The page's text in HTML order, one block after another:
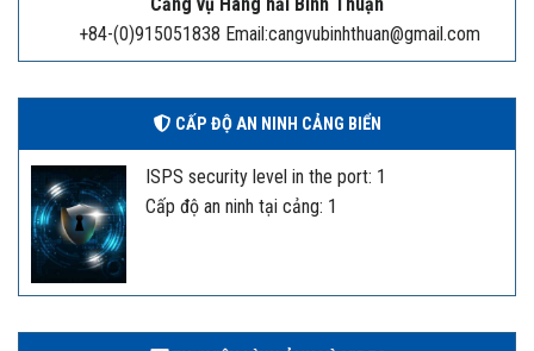
+84-(0)915051838 Email:cangvubinhthuan@gmail.com
CẤP ĐỘ AN NINH CẢNG BIỂN
ISPS security level in the port: 1
Cấp độ an ninh tại cảng: 1